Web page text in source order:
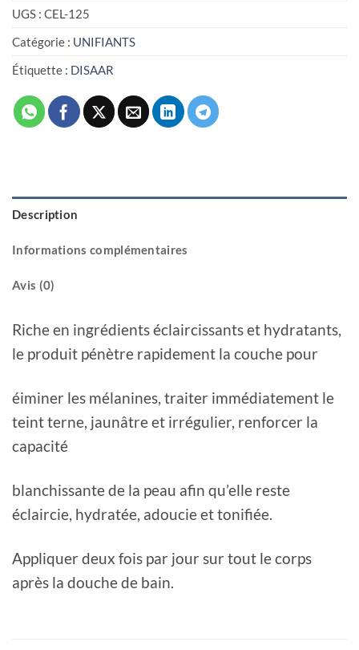
UGS : CEL-125
Catégorie : UNIFIANTS
Étiquette : DISAAR
Description
Informations complémentaires
Avis (0)
Riche en ingrédients éclaircissants et hydratants,
le produit pénètre rapidement la couche pour
éiminer les mélanines, traiter immédiatement le
teint terne, jaunâtre et irrégulier, renforcer la
capacité
blanchissante de la peau afin qu’elle reste
éclaircie, hydratée, adoucie et tonifiée.
Appliquer deux fois par jour sur tout le corps
après la douche de bain.